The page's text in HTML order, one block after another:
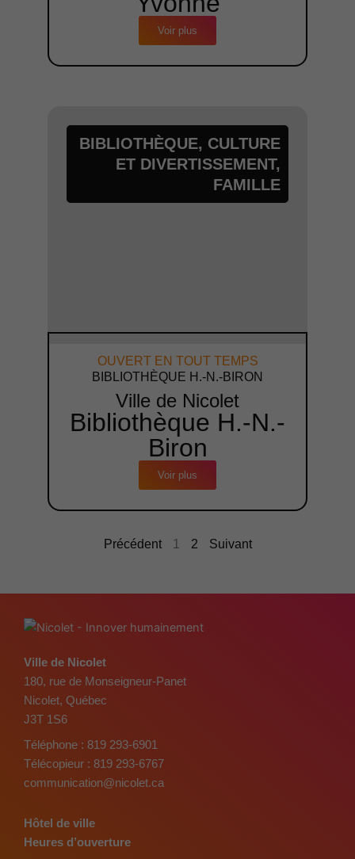
Voir plus
BIBLIOTHÈQUE, CULTURE
ET DIVERTISSEMENT,
FAMILLE
OUVERT EN TOUT TEMPS
BIBLIOTHÈQUE H.-N.-BIRON
Ville de Nicolet
Bibliothèque H.-N.-
Biron
Voir plus
Précédent 1 2 Suivant
Ville de Nicolet
180, rue de Monseigneur-Panet
Nicolet, Québec
J3T 1S6
Téléphone : 819 293-6901
Télécopieur : 819 293-6767
communication@nicolet.ca
Hôtel de ville
Heures d’ouverture